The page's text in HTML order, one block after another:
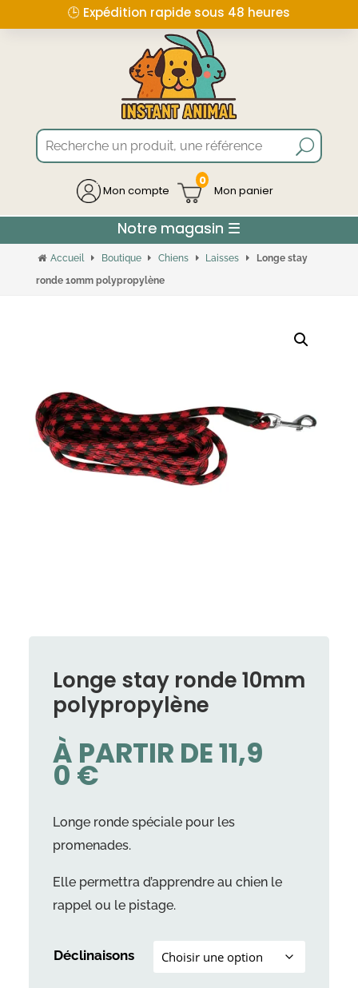
🕒 Expédition rapide sous 48 heures
Mon compte
0
Accueil Boutique Chiens Laisses
Longe stay
ronde 10mm polypropylène
Longe stay ronde 10mm
polypropylène
À PARTIR DE11,9
0€
Longe ronde spéciale pour les
promenades.
Elle permettra d’apprendre au chien le
rappel ou le pistage.
Déclinaisons